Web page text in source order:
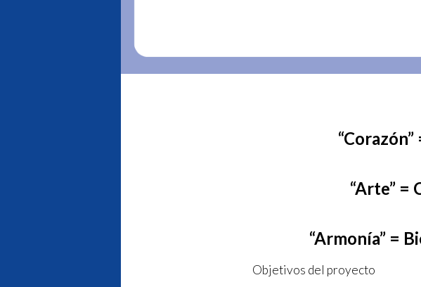
“Arte” =
“Armonía” =
Objetivos del proyecto